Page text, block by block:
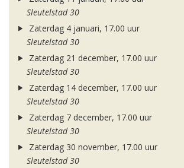
Sleutelstad 30
Zaterdag 4 januari, 17.00 uur
Sleutelstad 30
Zaterdag 21 december, 17.00 uur
Sleutelstad 30
Zaterdag 14 december, 17.00 uur
Sleutelstad 30
Zaterdag 7 december, 17.00 uur
Sleutelstad 30
Zaterdag 30 november, 17.00 uur
Sleutelstad 30